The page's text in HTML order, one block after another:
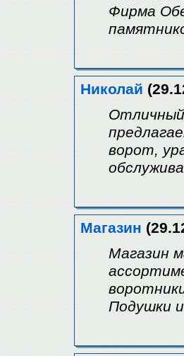
Фирма
Николай
ворот,
Магазин
Магазин
Подушки